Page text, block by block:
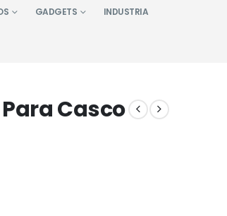
GADGETS INDUSTRIA
Casco